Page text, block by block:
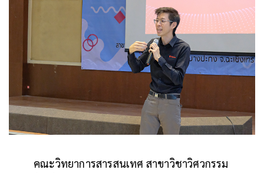
คณะวิทยาการสารสนเทศ สาขาวิชาวิศวกรรม